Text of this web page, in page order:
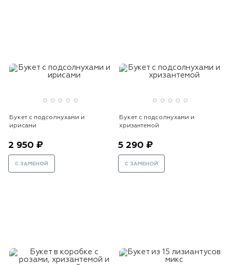
Букет с подсолнухами и
ирисами
2 950 ₽
С ЗАМЕНОЙ
Букет с подсолнухами и
хризантемой
5 290 ₽
С ЗАМЕНОЙ